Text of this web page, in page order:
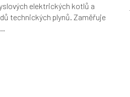
elektrických kotlů a
technických plynů. Zaměřuje